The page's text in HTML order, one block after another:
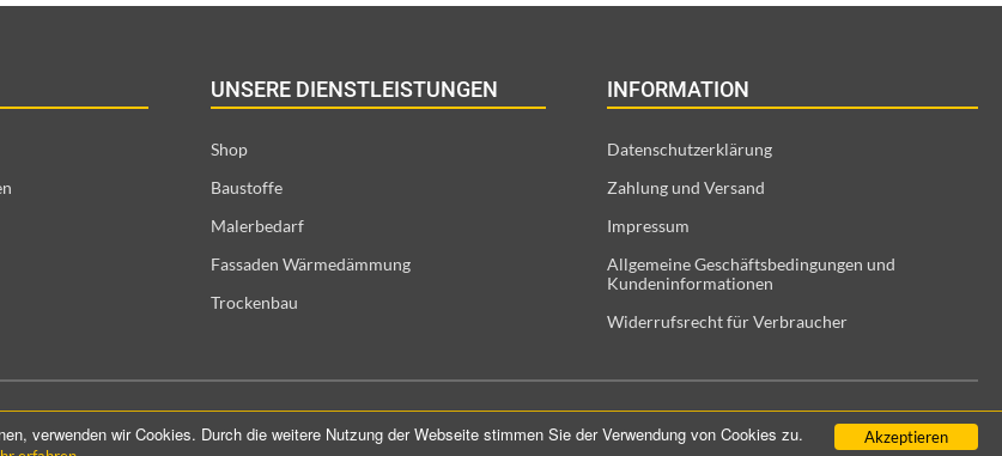
UNSERE DIENSTLEISTUNGEN
Shop
Baustoffe
Malerbedarf
Fassaden Wärmedämmung
Trockenbau
INFORMATION
Datenschutzerklärung
Zahlung und Versand
Impressum
Allgemeine Geschäftsbedingungen und
Kundeninformationen
Widerrufsrecht für Verbraucher
©️ 2021 ProConTra GmbH. All Rights Reserved
verwenden wir Cookies. Durch die weitere Nutzung der Webseite stimmen Sie der Verwendung von Cookies zu.
Akzeptieren